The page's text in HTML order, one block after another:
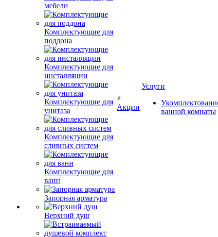
мебели
Комплектующие для
поддона
Комплектующие для
инсталляции
Комплектующие для
унитаза
Комплектующие для
сливных систем
Комплектующие для
ванн
Запорная арматура
Верхний душ
Акции
Услуги
ванной комнаты